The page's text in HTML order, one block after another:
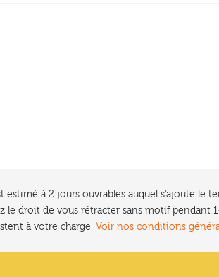
à 2 jours ouvrables auquel s'ajoute le
le droit de vous rétracter sans motif pendant
à votre charge. Voir nos conditions